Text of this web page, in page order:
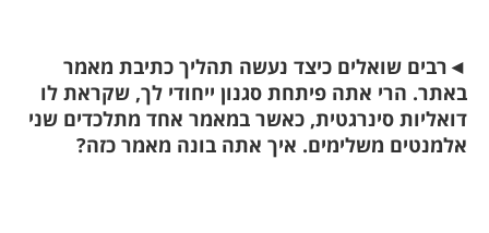
◄ רבים שואלים כיצד נעשה תהליך כתיבת מאמר
באתר. הרי אתה פיתחת סגנון ייחודי לך, שקראת לו
דואליות סינרגטית, כאשר במאמר אחד מתלכדים שני
אלמנטים משלימים. איך אתה בונה מאמר כזה?